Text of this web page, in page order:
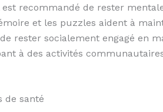
recommandé de rester
et les puzzles aident à
rester socialement engagé en
à des activités
de santé